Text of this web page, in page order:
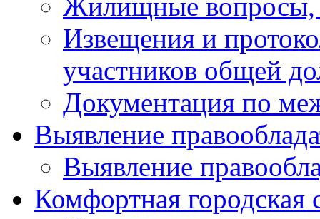
Извещения и
участников общей
Документация по
Выявление
Выявление
Комфортная городская